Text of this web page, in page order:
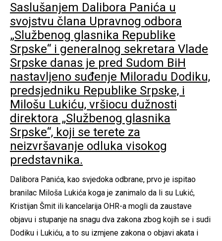
Saslušanjem Dalibora Panića u
svojstvu člana Upravnog odbora
„Službenog glasnika Republike
Srpske“ i generalnog sekretara Vlade
Srpske danas je pred Sudom BiH
nastavljeno suđenje Miloradu Dodiku,
predsjedniku Republike Srpske, i
Milošu Lukiću, vršiocu dužnosti
direktora „Službenog glasnika
Srpske“, koji se terete za
neizvršavanje odluka visokog
predstavnika.
Dalibora Panića, kao svjedoka odbrane, prvo je ispitao
branilac Miloša Lukića koga je zanimalo da li su Lukić,
Kristijan Šmit ili kancelarija OHR-a mogli da zaustave
objavu i stupanje na snagu dva zakona zbog kojih se i sudi
Dodiku i Lukiću, a to su izmjene zakona o objavi akata i